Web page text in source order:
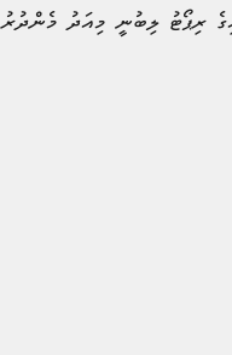
ރިޕޯޓު ލިބުނީ މިއަދު މެންދުރު